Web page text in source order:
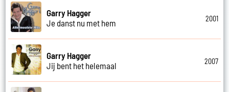
Garry Hagger
Je danst nu met hem
2001
Garry Hagger
Jij bent het helemaal
2007